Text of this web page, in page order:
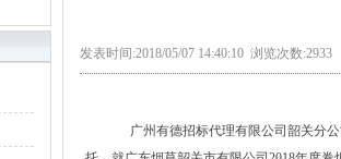
发表时间:2018/05/07 14:40:10 浏览次数:2933
广州有德招标代理有限公司韶关分